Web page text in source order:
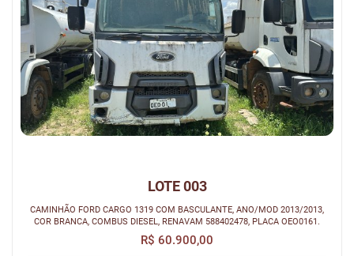
LOTE 003
CAMINHÃO FORD CARGO 1319 COM BASCULANTE, ANO/MOD 2013/2013,
COR BRANCA, COMBUS DIESEL, RENAVAM 588402478, PLACA OEO0161.
R$ 60.900,00